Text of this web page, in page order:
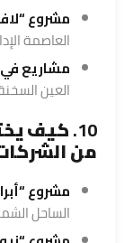
مشروع
العاصمة
مشاريع
العين
10. كيف
من
مشروع
الساحل الشمالي،